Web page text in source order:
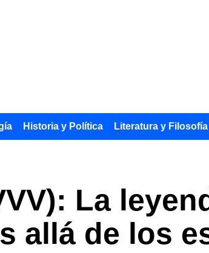
Historia y Política Literatura y Filosofía
La
allá de los